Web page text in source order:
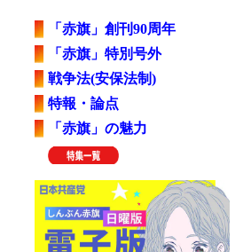
「赤旗」創刊90周年
「赤旗」特別号外
戦争法(安保法制)
特報・論点
「赤旗」の魅力